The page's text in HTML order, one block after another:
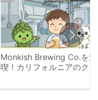
Monkish Brewing Co.を満
喫！カリフォルニアのク